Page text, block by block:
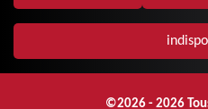
©2026 - 2026